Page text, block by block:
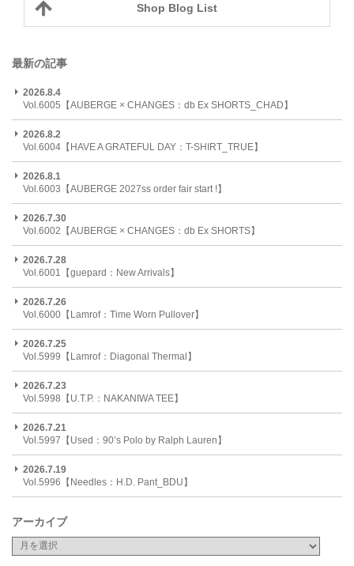
Shop Blog List
最新の記事
2026.8.4
Vol.6005【AUBERGE × CHANGES：db Ex SHORTS_CHAD】
2026.8.2
Vol.6004【HAVE A GRATEFUL DAY：T-SHIRT_TRUE】
2026.8.1
Vol.6003【AUBERGE 2027ss order fair start !】
2026.7.30
Vol.6002【AUBERGE × CHANGES：db Ex SHORTS】
2026.7.28
Vol.6001【guepard：New Arrivals】
2026.7.26
Vol.6000【Lamrof：Time Worn Pullover】
2026.7.25
Vol.5999【Lamrof：Diagonal Thermal】
2026.7.23
Vol.5998【U.T.P.：NAKANIWA TEE】
2026.7.21
Vol.5997【Used：90’s Polo by Ralph Lauren】
2026.7.19
Vol.5996【Needles：H.D. Pant_BDU】
アーカイブ